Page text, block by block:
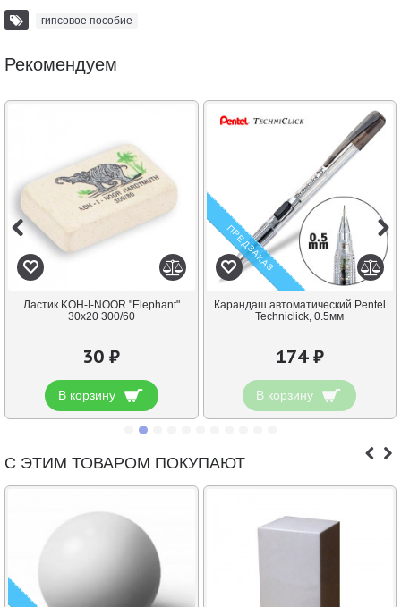
гипсовое пособие
Рекомендуем
Ластик KOH-I-NOOR "Elephant"
30х20 300/60
30 ₽
В корзину
ПРЕДЗАКАЗ
Карандаш автоматический Pentel
Techniclick, 0.5мм
174 ₽
В корзину
С ЭТИМ ТОВАРОМ ПОКУПАЮТ